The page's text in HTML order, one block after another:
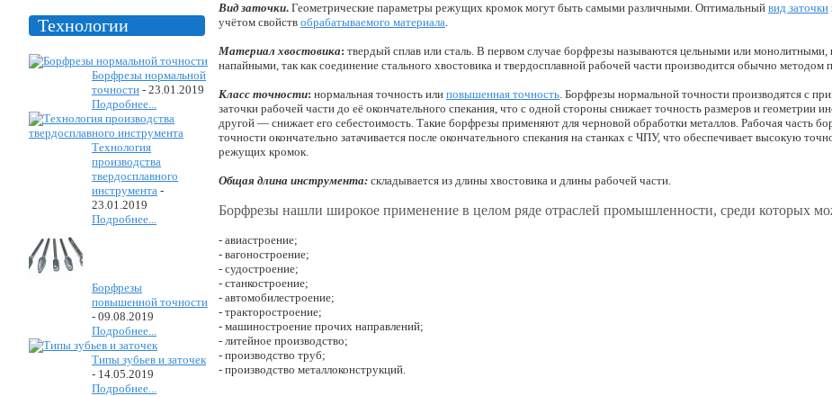
Технологии
Борфрезы нормальной
точности - 23.01.2019
Подробнее...
Технология
производства
твердосплавного
инструмента -
23.01.2019
Подробнее...
Борфрезы
повышенной точности
- 09.08.2019
Подробнее...
Типы зубьев и заточек
- 14.05.2019
Подробнее...
Вид заточки. Геометрические параметры режущих кромок могут быть самыми различными. Оптимальный вид заточки
учётом свойств обрабатываемого материала.
Материал хвостовика: твердый сплав или сталь. В первом случае борфрезы называются цельными или
напайными, так как соединение стального хвостовика и твердосплавной рабочей части производится обычно методом
Класс точности: нормальная точность или повышенная точность. Борфрезы нормальной точности производятся с
заточки рабочей части до её окончательного спекания, что с одной стороны снижает точность размеров и геометрии
другой — снижает его себестоимость. Такие борфрезы применяют для черновой обработки металлов. Рабочая часть
точности окончательно затачивается после окончательного спекания на станках с ЧПУ, что обеспечивает высокую
режущих кромок.
Общая длина инструмента: складывается из длины хвостовика и длины рабочей части.
Борфрезы нашли широкое применение в целом ряде отраслей промышленности, среди которых
- авиастроение;
- вагоностроение;
- судостроение;
- станкостроение;
- автомобилестроение;
- тракторостроение;
- машиностроение прочих направлений;
- литейное производство;
- производство труб;
- производство металлоконструкций.